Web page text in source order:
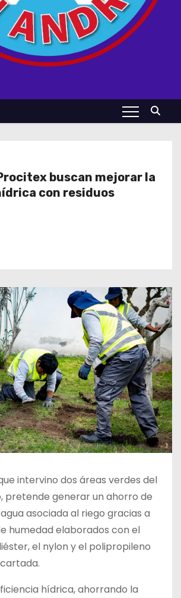
Procitex buscan mejorar la
con residuos
intervino dos áreas verdes del
pretende generar un ahorro de
asociada al riego gracias a
humedad elaborados con el
el nylon y el polipropileno
hídrica, ahorrando la